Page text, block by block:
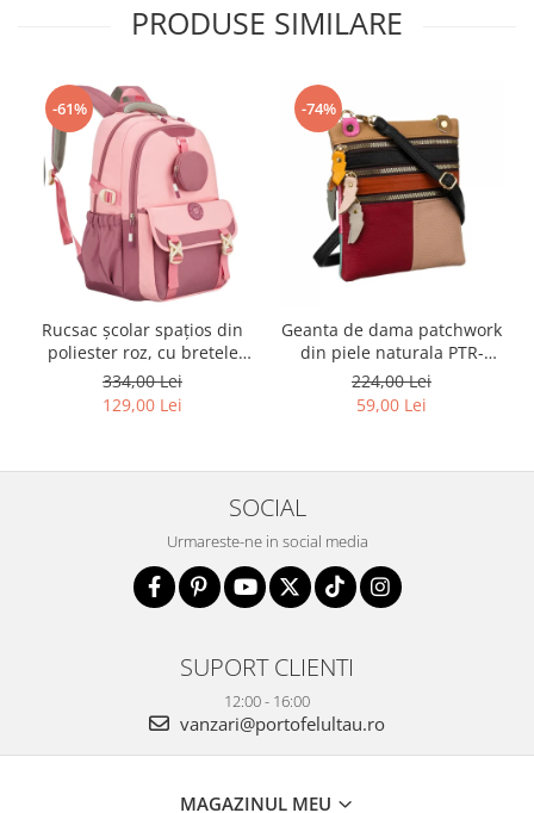
PRODUSE SIMILARE
-61%
Rucsac școlar spațios din
poliester roz, cu bretele
reglabile - Peterson PTR-
PTN 8610-1327 PINK
334,00 Lei
129,00 Lei
-74%
Geanta de dama patchwork
din piele naturala PTR-
1718-SKL-6922 MULTI
224,00 Lei
59,00 Lei
SOCIAL
Urmareste-ne in social media
SUPORT CLIENTI
12:00 - 16:00
vanzari@portofelultau.ro
MAGAZINUL MEU